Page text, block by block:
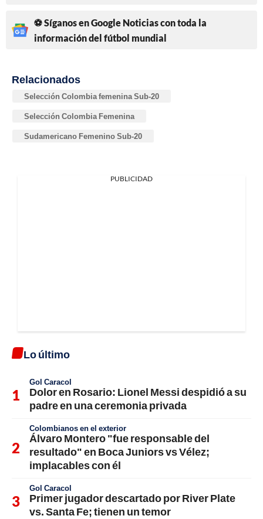
⚽ Síganos en Google Noticias con toda la
información del fútbol mundial
Relacionados
Selección Colombia femenina Sub-20
Selección Colombia Femenina
Sudamericano Femenino Sub-20
PUBLICIDAD
Lo último
Gol Caracol
Dolor en Rosario: Lionel Messi despidió a su
padre en una ceremonia privada
Colombianos en el exterior
Álvaro Montero "fue responsable del
resultado" en Boca Juniors vs Vélez;
implacables con él
Gol Caracol
Primer jugador descartado por River Plate
vs. Santa Fe; tienen un temor